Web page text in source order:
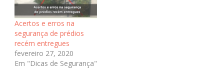
Acertos e erros na
segurança de prédios
recém entregues
fevereiro 27, 2020
Em "Dicas de Segurança"